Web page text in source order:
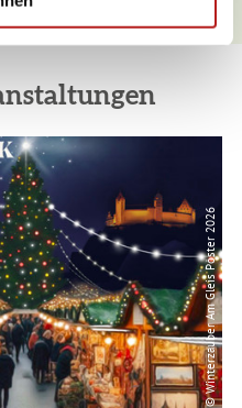
© Winterzauber Am Gleis Poster 2026